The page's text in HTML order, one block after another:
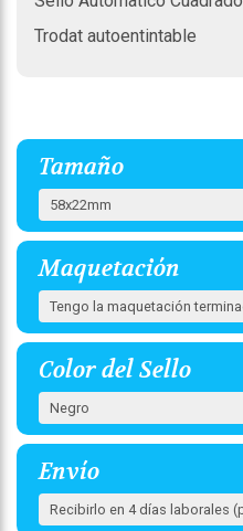
Trodat autoentintable
Tamaño
Maquetación
Color del Sello
Envío